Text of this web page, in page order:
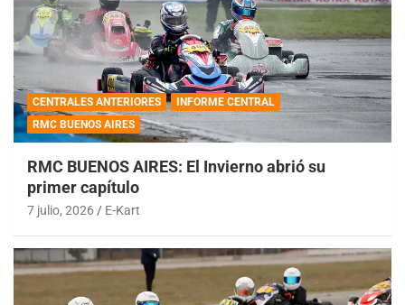
CENTRALES ANTERIORES
INFORME CENTRAL
RMC BUENOS AIRES
RMC BUENOS AIRES: El Invierno abrió su
primer capítulo
7 julio, 2026 E-Kart